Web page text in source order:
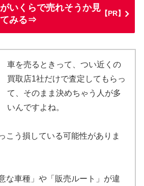
いくらで売れそうか見
てみる⇒
【PR】
車を売るときって、つい近くの
買取店1社だけで査定してもらっ
て、そのまま決めちゃう人が多
いんですよね。
こう損している可能性がありま
な車種」や「販売ルート」が違